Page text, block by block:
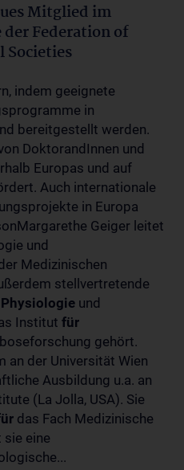
Mitglied im
Federation of
Societies
indem geeignete
in
bereitgestellt werden.
DoktorandInnen und
Europas und auf
Auch internationale
in Europa
Geiger leitet
und
Medizinischen
stellvertretende
Physiologie und
Institut für
gehört.
an der Universität Wien
Ausbildung u.a. an
(La Jolla, USA). Sie
das Fach Medizinische
sie eine